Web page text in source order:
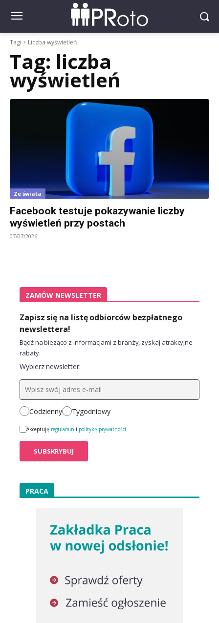
Tagi Liczba wyświetleń
Tag: liczba
wyświetleń
Ze świata
Facebook testuje pokazywanie liczby
wyświetleń przy postach
07/07/2026
ZAMÓW NEWSLETTER
Zapisz się na listę odbiorców bezpłatnego
newslettera!
Bądź na bieżąco z informacjami z branży, zyskaj atrakcyjne
rabaty.
Wybierz newsletter:
Codzienny Tygodniowy
Akceptuję regulamin i politykę prywatności
PRACA